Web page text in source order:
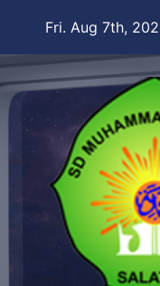
content
Fri. Aug 7th,